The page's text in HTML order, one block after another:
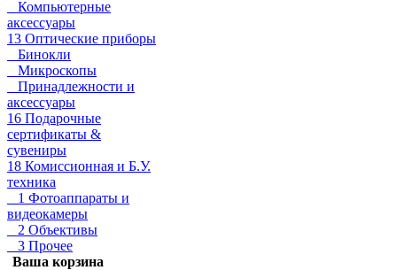
Компьютерные
аксессуары
13 Оптические приборы
Бинокли
Микроскопы
Принадлежности и
аксессуары
16 Подарочные
сертификаты &
сувениры
18 Комиссионная и Б.У.
техника
1 Фотоаппараты и
видеокамеры
2 Объективы
3 Прочее
Ваша корзина